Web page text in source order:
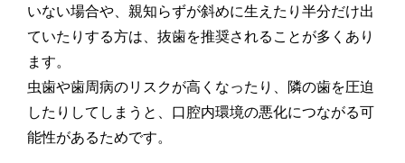
いない場合や、親知らずが斜めに生えたり半分だけ出
ていたりする方は、抜歯を推奨されることが多くあり
ます。
虫歯や歯周病のリスクが高くなったり、隣の歯を圧迫
したりしてしまうと、口腔内環境の悪化につながる可
能性があるためです。